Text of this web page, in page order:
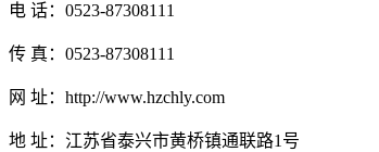
电 话：0523-87308111
传 真：0523-87308111
网 址：http://www.hzchly.com
地 址：江苏省泰兴市黄桥镇通联路1号